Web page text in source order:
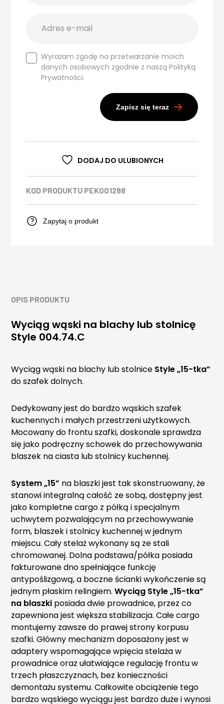
Wyrażam zgodę na przetwarzanie moich
danych osobowych zgodnie z nasząPolityką
Prywatności.
Zapisz się teraz
DODAJ DO ULUBIONYCH
KOD PRODUKTU PEK001288
Zapytaj o produkt
OPIS PRODUKTU
Wyciąg wąski na blachy lub stolnicę
Style 004.74.C
Wyciąg wąski na blachy lub stolnice Style „15-tka”
do szafek dolnych.
Dedykowany jest do bardzo wąskich szafek
kuchennych i małych przestrzeni użytkowych.
Mocowany do frontu szafki, doskonale sprawdza
się jako podręczny schowek do przechowywania
blaszek na ciasta lub stolnicy kuchennej.
System „15” na blaszki jest tak skonstruowany, że
stanowi integralną całość ze sobą, dostępny jest
jako kompletne cargo z półką i specjalnym
uchwytem pozwalającym na przechowywanie
form, blaszek i stolnicy kuchennej w jednym
miejscu. Cały stelaż wykonany są ze stali
chromowanej. Dolna podstawa/półka posiada
fakturowane dno spełniające funkcję
antypoślizgową, a boczne ścianki wykończenie są
jednym płaskim relingiem.Wyciąg Style „15-tka”
na blaszki posiada dwie prowadnice, przez co
zapewniona jest większa stabilizacja. Całe cargo
montujemy zawsze do prawej strony korpusu
szafki. Główny mechanizm doposażony jest w
adaptery wspomagające wpięcia stelaża w
prowadnice oraz ułatwiające regulację frontu w
trzech płaszczyznach, bez konieczności
demontażu systemu. Całkowite obciążenie tego
bardzo wąskiego wyciągu jest bardzo duże i wynosi